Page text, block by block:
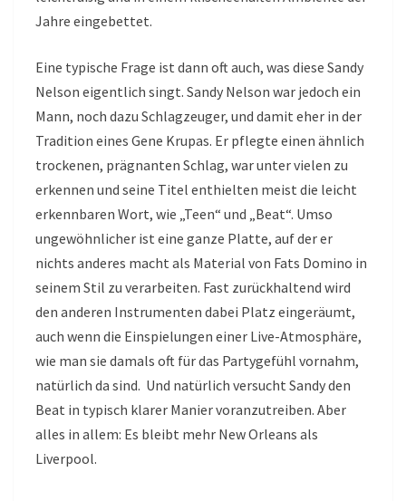
Jahre eingebettet.
Eine typische Frage ist dann oft auch, was diese Sandy
Nelson eigentlich singt. Sandy Nelson war jedoch ein
Mann, noch dazu Schlagzeuger, und damit eher in der
Tradition eines Gene Krupas. Er pflegte einen ähnlich
trockenen, prägnanten Schlag, war unter vielen zu
erkennen und seine Titel enthielten meist die leicht
erkennbaren Wort, wie „Teen“ und „Beat“. Umso
ungewöhnlicher ist eine ganze Platte, auf der er
nichts anderes macht als Material von Fats Domino in
seinem Stil zu verarbeiten. Fast zurückhaltend wird
den anderen Instrumenten dabei Platz eingeräumt,
auch wenn die Einspielungen einer Live-Atmosphäre,
wie man sie damals oft für das Partygefühl vornahm,
natürlich da sind. Und natürlich versucht Sandy den
Beat in typisch klarer Manier voranzutreiben. Aber
alles in allem: Es bleibt mehr New Orleans als
Liverpool.